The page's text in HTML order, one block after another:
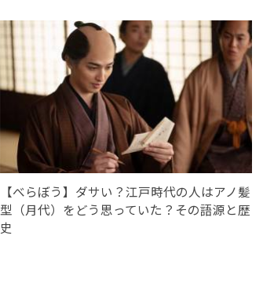
【べらぼう】ダサい？江戸時代の人はアノ髪
型（月代）をどう思っていた？その語源と歴
史